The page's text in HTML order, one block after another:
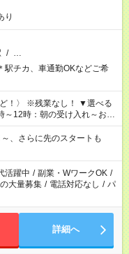
り
/ …
チカ、車通勤OKなどご希
※残業なし！ ▼選べる
～12時：朝の受け入れ～お昼
り～お昼の補助 ・9時～16
守る ・15時～20時：夜のお
さらに先のスタートも
活躍中 / 副業・WワークOK /
大量募集 / 電話対応なし / パ
詳細へ